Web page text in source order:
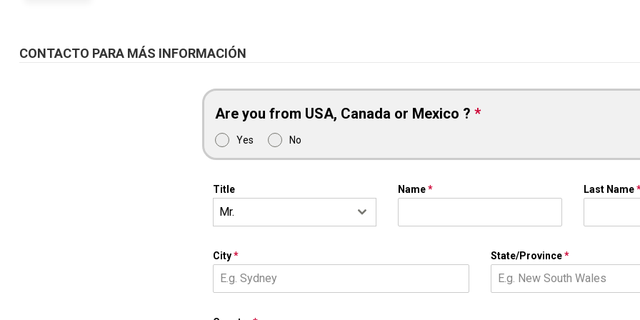
CONTACTO PARA MÁS INFORMACIÓN
Are you from USA, Canada or Mexico ? *
Yes No
Title
Mr.
Name* Last Name
City* State/Province*